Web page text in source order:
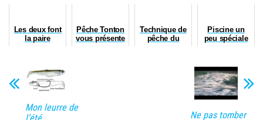
Les deux font
la paire
Pêche Tonton
vous présente
Technique de
pêche du
Piscine un
peu spéciale
Mon leurre de
Ne pas tomber